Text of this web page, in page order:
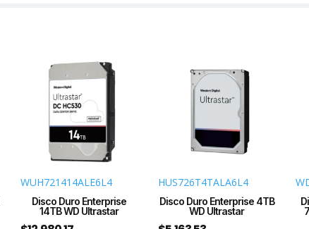
WUH721414ALE6L4
Disco Duro Enterprise
14TB WD Ultrastar
HUS726T4TALA6L4
Disco Duro Enterprise 4TB
WD Ultrastar